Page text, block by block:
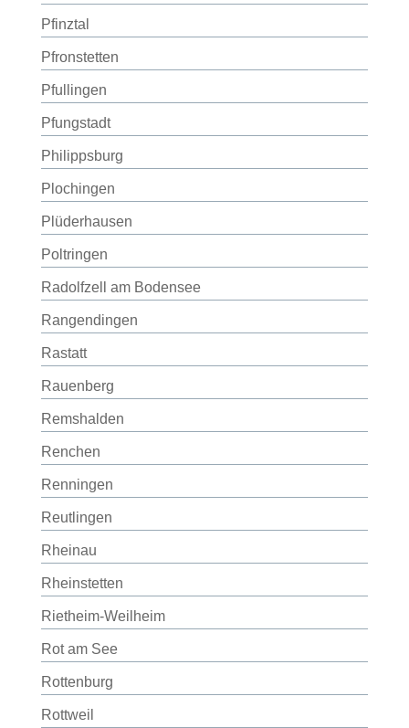
Pfinztal
Pfronstetten
Pfullingen
Pfungstadt
Philippsburg
Plochingen
Plüderhausen
Poltringen
Radolfzell am Bodensee
Rangendingen
Rastatt
Rauenberg
Remshalden
Renchen
Renningen
Reutlingen
Rheinau
Rheinstetten
Rietheim-Weilheim
Rot am See
Rottenburg
Rottweil